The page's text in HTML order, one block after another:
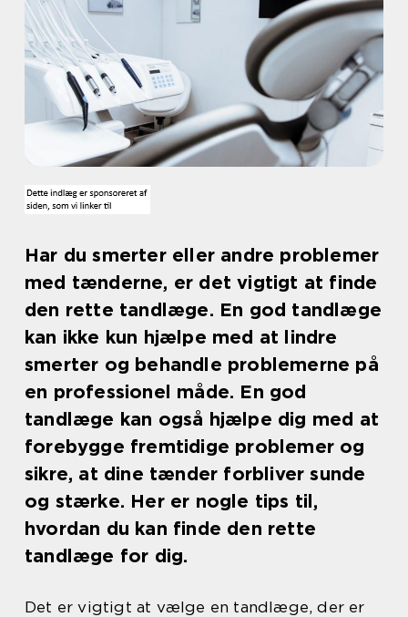
Har du smerter eller andre problemer
med tænderne, er det vigtigt at finde
den rette tandlæge. En god tandlæge
kan ikke kun hjælpe med at lindre
smerter og behandle problemerne på
en professionel måde. En god
tandlæge kan også hjælpe dig med at
forebygge fremtidige problemer og
sikre, at dine tænder forbliver sunde
og stærke. Her er nogle tips til,
hvordan du kan finde den rette
tandlæge for dig.
Det er vigtigt at vælge en tandlæge, der er